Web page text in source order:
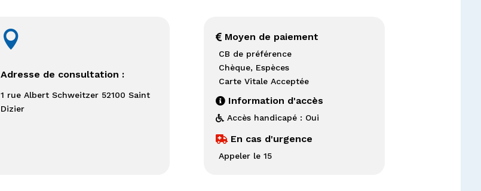

Adresse de consultation :
1 rue Albert Schweitzer 52100 Saint
Dizier
 Moyen de paiement
CB de préférence
Chèque, Espèces
Carte Vitale Acceptée
 Information d'accès
 Accès handicapé : Oui
 En cas d'urgence
Appeler le 15